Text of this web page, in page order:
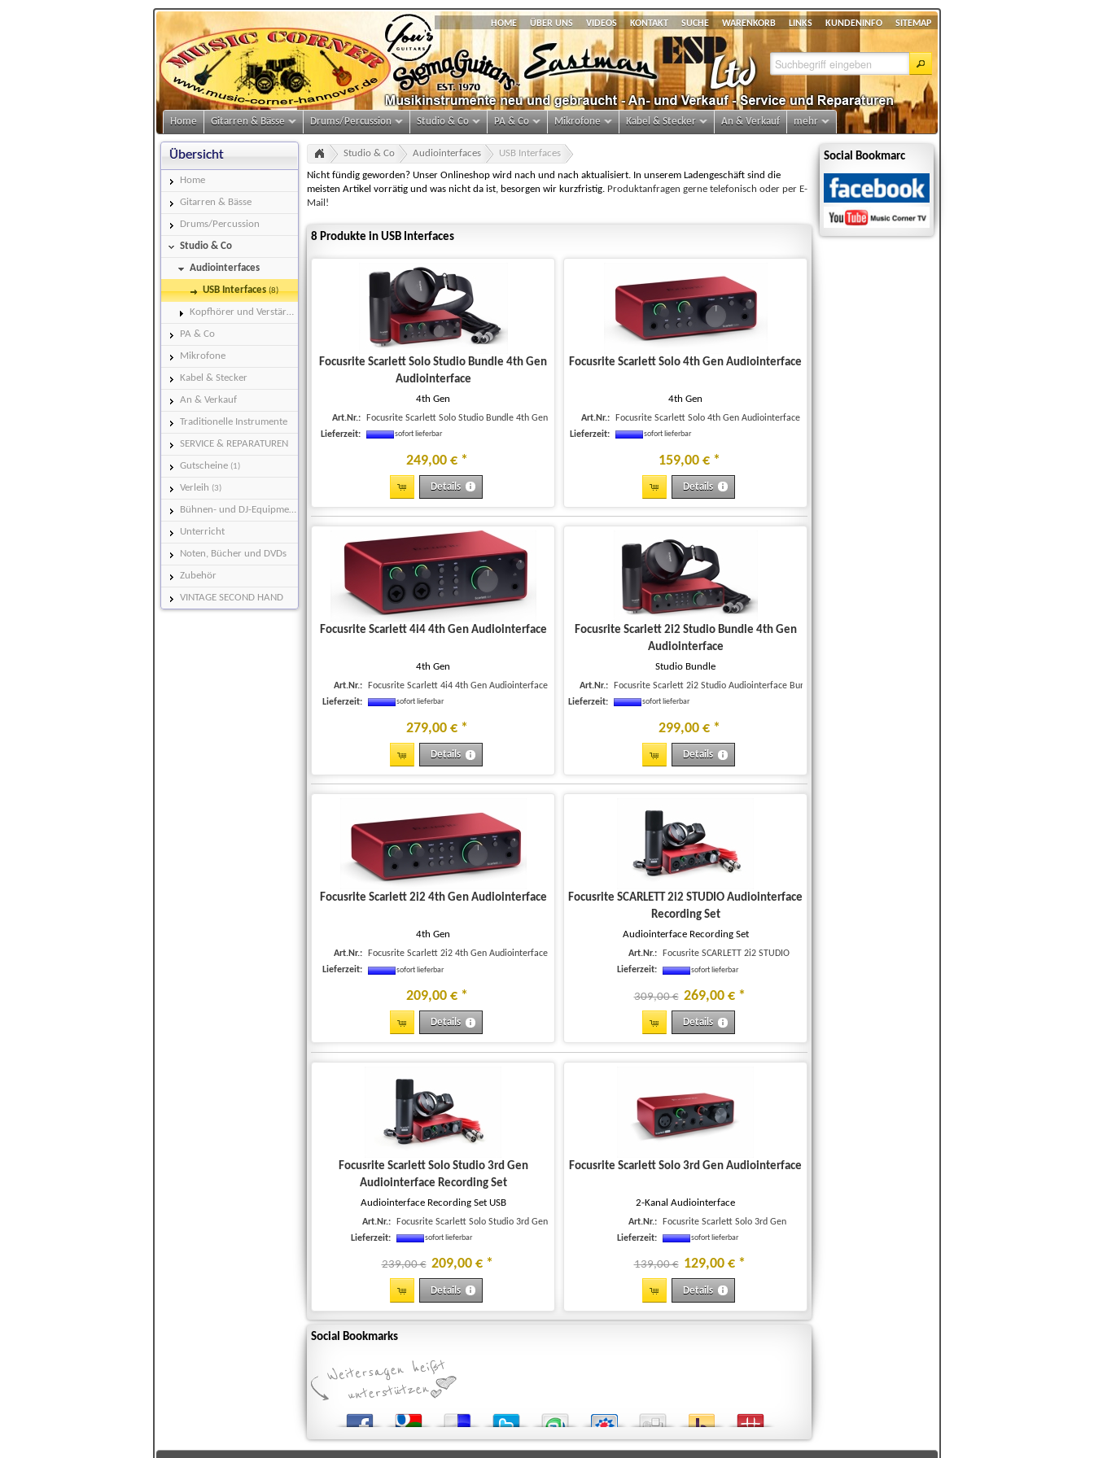
HOME ÜBER UNS VIDEOS KONTAKT SUCHE WARENKORB LINKS KUNDENINFO SITEMAP
Home Gitarren & Bässe Drums/Percussion Studio & Co PA & Co Mikrofone Kabel & Stecker An & Verkauf mehr
Übersicht
Home
Gitarren & Bässe
Drums/Percussion
Studio & Co
Audiointerfaces
USB Interfaces(8)
Kopfhörer und Verstärker
PA & Co
Mikrofone
Kabel & Stecker
An & Verkauf
Traditionelle Instrumente
SERVICE & REPARATUREN
Gutscheine (1)
Verleih (3)
Bühnen- und DJ-Equipment
Unterricht
Noten, Bücher und DVDs
Zubehör
VINTAGE SECOND HAND
Social Bookmarc
Studio & Co Audiointerfaces USB Interfaces
Nicht fündig geworden? Unser Onlineshop wird nach und nach aktualisiert. In unserem Ladengeschäft sind die
meisten Artikel vorrätig und was nicht da ist, besorgen wir kurzfristig. Produktanfragen gerne telefonisch oder per E-
Mail!
8 Produkte in USB Interfaces
Focusrite Scarlett Solo Studio Bundle 4th Gen
Audiointerface
4th Gen
Art.Nr.:
Focusrite Scarlett Solo Studio Bundle 4th Gen
Lieferzeit:
sofort lieferbar
249,00 € *
Details
Focusrite Scarlett Solo 4th Gen Audiointerface
4th Gen
Art.Nr.:
Focusrite Scarlett Solo 4th Gen Audiointerface
Lieferzeit:
sofort lieferbar
159,00 € *
Details
Focusrite Scarlett 4i4 4th Gen Audiointerface
4th Gen
Art.Nr.:
Focusrite Scarlett 4i4 4th Gen Audiointerface
Lieferzeit:
sofort lieferbar
279,00 € *
Details
Focusrite Scarlett 2i2 Studio Bundle 4th Gen
Audiointerface
Studio Bundle
Art.Nr.:
Focusrite Scarlett 2i2 Studio Audiointerface Bundl
Lieferzeit:
sofort lieferbar
299,00 € *
Details
Focusrite Scarlett 2i2 4th Gen Audiointerface
4th Gen
Art.Nr.:
Focusrite Scarlett 2i2 4th Gen Audiointerface
Lieferzeit:
sofort lieferbar
209,00 € *
Details
Focusrite SCARLETT 2i2 STUDIO Audiointerface
Recording Set
Audiointerface Recording Set
Art.Nr.:
Focusrite SCARLETT 2i2 STUDIO
Lieferzeit:
sofort lieferbar
309,00 € 269,00 €*
Details
Focusrite Scarlett Solo Studio 3rd Gen
Audiointerface Recording Set
Audiointerface Recording Set USB
Art.Nr.:
Focusrite Scarlett Solo Studio 3rd Gen
Lieferzeit:
sofort lieferbar
239,00 € 209,00 €*
Details
Focusrite Scarlett Solo 3rd Gen Audiointerface
2-Kanal Audiointerface
Art.Nr.:
Focusrite Scarlett Solo 3rd Gen
Lieferzeit:
sofort lieferbar
139,00 € 129,00 €*
Details
Social Bookmarks